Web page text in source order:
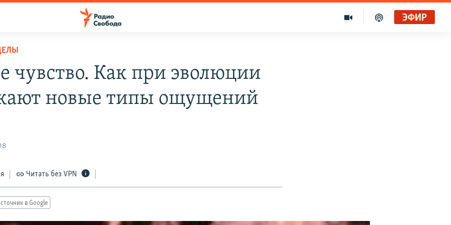
ЭФИР
чувство. Как при эволюции
новые типы ощущений
Читать без VPN
в Google